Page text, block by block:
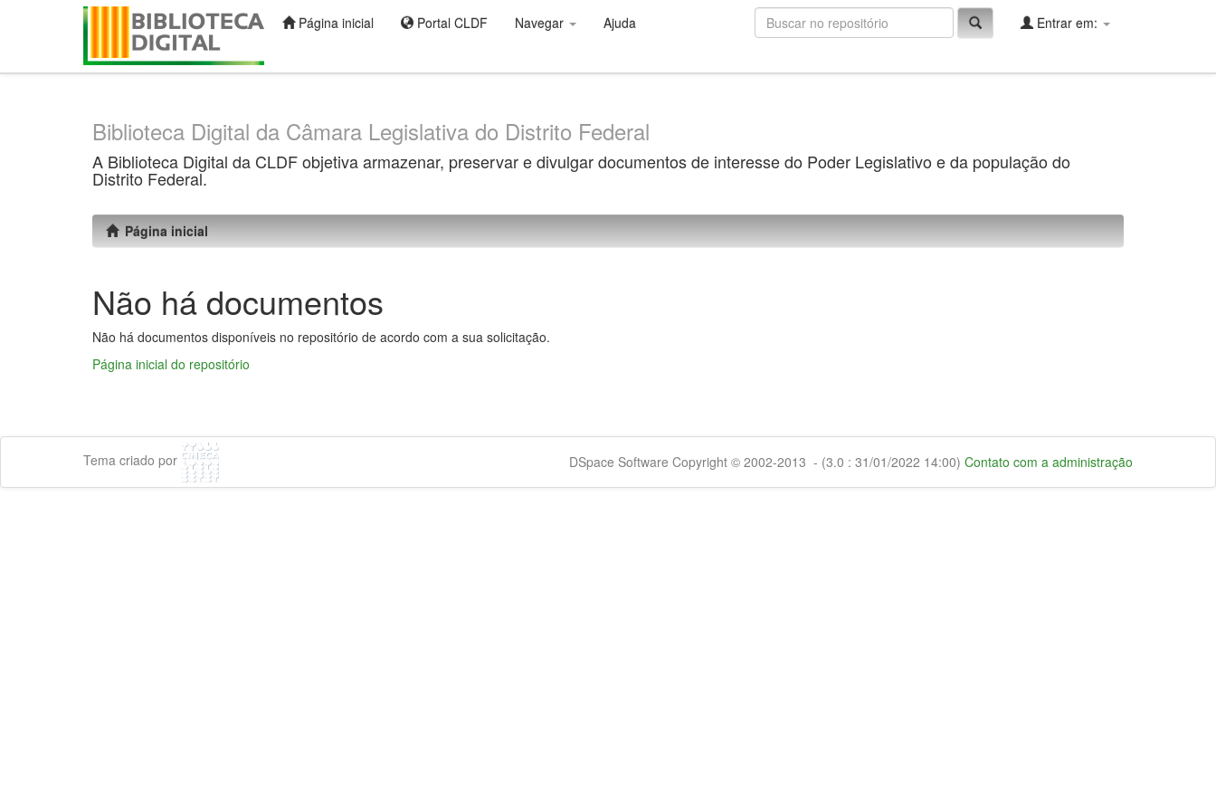
Página inicial Portal CLDF Navegar Ajuda Entrar em:
Biblioteca Digital da Câmara Legislativa do Distrito Federal
A Biblioteca Digital da CLDF objetiva armazenar, preservar e divulgar documentos de interesse do Poder Legislativo e da população do
Distrito Federal.
Página inicial
Não há documentos
Não há documentos disponíveis no repositório de acordo com a sua solicitação.
Página inicial do repositório
Tema criado por DSpace Software Copyright © 2002-2013 - (3.0 : 31/01/2022 14:00) Contato com a administração